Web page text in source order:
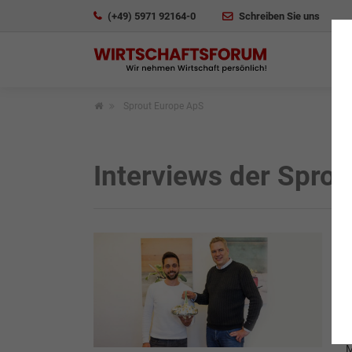
(+49) 5971 92164-0 Schreiben Sie uns
Sprout Europe ApS
Interviews der